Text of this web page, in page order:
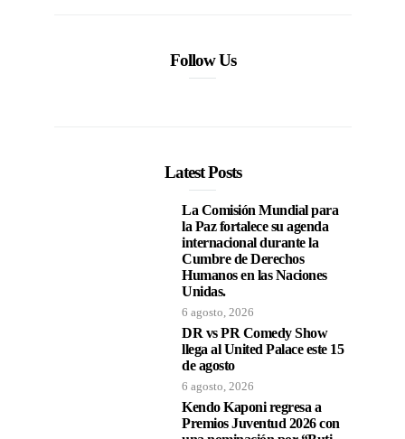
Follow Us
Latest Posts
La Comisión Mundial para
la Paz fortalece su agenda
internacional durante la
Cumbre de Derechos
Humanos en las Naciones
Unidas.
6 agosto, 2026
DR vs PR Comedy Show
llega al United Palace este 15
de agosto
6 agosto, 2026
Kendo Kaponi regresa a
Premios Juventud 2026 con